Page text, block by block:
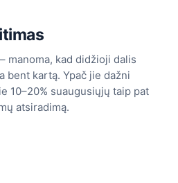
manoma, kad didžioji dalis
bent kartą. Ypač jie dažni
10–20% suaugusiųjų taip pat
atsiradimą.